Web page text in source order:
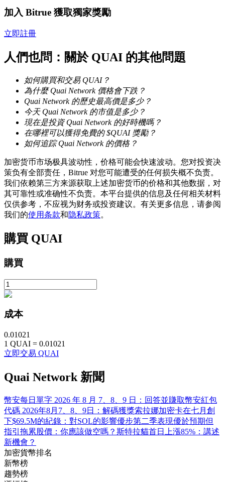
增值寶
使您的資產穩定增值
一鍵質押鎖定高收益
Launchpool
活期質押獲得熱門資產
加入 Bitrue 獲取獨家獎勵
立即註冊
人們也問：關於 QUAI 的其他問題
如何購買和交易 QUAI？
為什麼 Quai Network 價格會下跌？
Quai Network 的歷史最高價是多少？
今天 Quai Network 的市值是多少？
現在是投資 Quai Network 的好時機嗎？
在哪裡可以獲得免費的 $QUAI 獎勵？
如何追踪 Quai Network 的價格？
加密货币市场极具波动性，价格可能会快速波动。您对投资决
策负有全部责任，Bitrue 对您可能遭受的任何损失概不负责。
我们依赖第三方来源获取上述加密货币的价格和其他数据，对
其可靠性或准确性不负责。本平台提供的信息及任何相关材料
仅供参考，不应视为财务或投资建议。有关更多信息，请参阅
我们的使用条款和隐私政策。
購買 QUAI
購買
成本
0.01021
1 QUAI = 0.01021
立即交易 QUAI
Quai Network 新聞
幣安每日單字 2026 年 8 月 7、8、9 日：回答並賺取幣安紅包
代碼 2026年8月7、8、9日：解碼獲獎索拉娜加密卡在七月創
下$69.5M的紀錄：對SOL的影響優步第二季表現優於預期但
指引拖累股價：你應該做空嗎？ 斯特拉貓首日上漲85%：講述
新機會？
加密貨幣排名
新幣榜
趨勢榜